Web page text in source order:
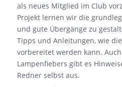
als neues Mitglied im Club
Projekt lernen wir die
und gute Übergänge zu
Tipps und Anleitungen, wie
vorbereitet werden kann.
Lampenfiebers gibt es
Redner selbst aus.